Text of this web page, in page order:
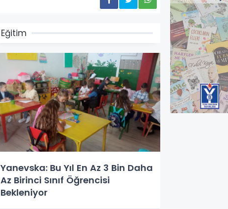
Eğitim
Yanevska: Bu Yıl En Az 3 Bin Daha
Az Birinci Sınıf Öğrencisi
Bekleniyor